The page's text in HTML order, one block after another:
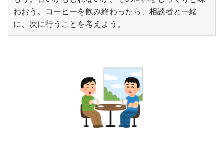
わおう。コーヒーを飲み終わったら、相談者と一緒
に、次に行うことを考えよう。